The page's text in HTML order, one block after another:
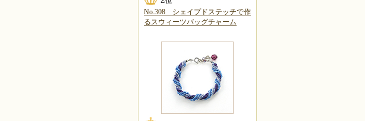
No.308 シェイプドステッチで作
るスウィーツバッグチャーム